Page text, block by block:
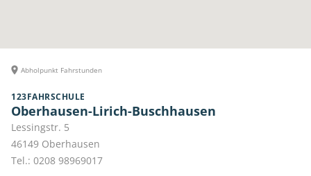
Abholpunkt Fahrstunden
123FAHRSCHULE
Oberhausen-Lirich-Buschhausen
Lessingstr. 5
46149 Oberhausen
Tel.: 0208 98969017